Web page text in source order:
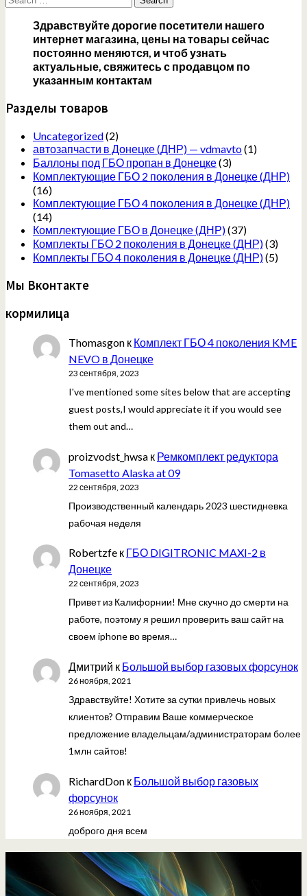
for:
Здравствуйте дорогие посетители нашего
интернет магазина, цены на товары сейчас
постоянно меняются, и чтоб узнать
актуальные, свяжитесь с продавцом по
указанным контактам
Разделы товаров
Uncategorized(2)
автозапчасти в Донецке (ДНР) — vdmavto(1)
Баллоны под ГБО пропан в Донецке(3)
Комплектующие ГБО 2 поколения в Донецке (ДНР)
(16)
Комплектующие ГБО 4 поколения в Донецке (ДНР)
(14)
Комплектующие ГБО в Донецке (ДНР)(37)
Комплекты ГБО 2 поколения в Донецке (ДНР)(3)
Комплекты ГБО 4 поколения в Донецке (ДНР)(5)
Мы Вконтакте
кормилица
Thomasgon к Комплект ГБО 4 поколения KME
NEVO в Донецке
23 сентября, 2023
I've mentioned some sites below that are accepting
guest posts,I would appreciate it if you would see
them out and…
proizvodst_hwsa к Ремкомплект редуктора
Tomasetto Alaska at 09
22 сентября, 2023
Производственный календарь 2023 шестидневка
рабочая неделя
Robertzfe к ГБО DIGITRONIC MAXI-2 в
Донецке
22 сентября, 2023
Привет из Калифорнии! Мне скучно до смерти на
работе, поэтому я решил проверить ваш сайт на
своем iphone во время…
Дмитрий к Большой выбор газовых форсунок
26 ноября, 2021
Здравствуйте! Хотите за сутки привлечь новых
клиентов? Отправим Ваше коммерческое
предложение владельцам/администраторам более
1млн сайтов!
RichardDon к Большой выбор газовых
форсунок
26 ноября, 2021
доброго дня всем